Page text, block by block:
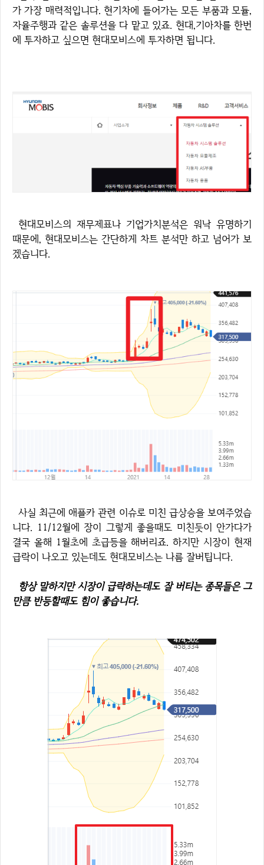
가 가장 매력적입니다. 현기차에 들어가는 모든 부품과 모듈,
자율주행과 같은 솔루션을 다 맡고 있죠. 현대,기아차를 한번
에 투자하고 싶으면 현대모비스에 투자하면 됩니다.
현대모비스의 재무제표나 기업가치분석은 워낙 유명하기
때문에, 현대모비스는 간단하게 차트 분석만 하고 넘어가 보
겠습니다.
사실 최근에 애플카 관련 이슈로 미친 급상승을 보여주었습
니다. 11/12월에 장이 그렇게 좋을때도 미친듯이 안가다가
결국 올해 1월초에 초급등을 해버리죠. 하지만 시장이 현재
급락이 나오고 있는데도 현대모비스는 나름 잘버팁니다.
항상 말하지만 시장이 급락하는데도 잘 버티는 종목들은 그
만큼 반등할때도 힘이 좋습니다.